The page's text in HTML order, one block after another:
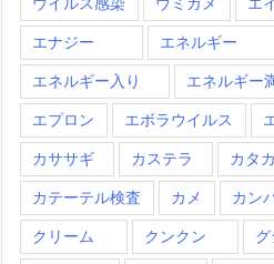
エナジー エネルギー
エネルギー入り エネルギー
エプロン エボラウイルス
カササギ カステラ カタ
カテーテル検査 カメ カン
クリーム クンクン グ